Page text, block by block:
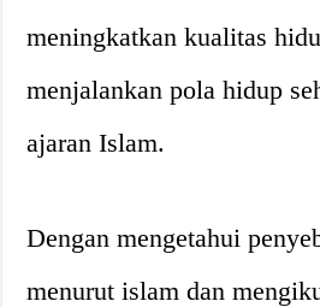
meningkatkan kualitas
menjalankan pola hidup
ajaran Islam.
Dengan mengetahui
menurut islam dan